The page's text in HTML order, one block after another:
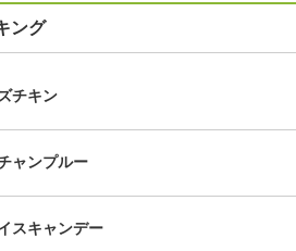
ング
チキン
ャンプルー
スキャンデー